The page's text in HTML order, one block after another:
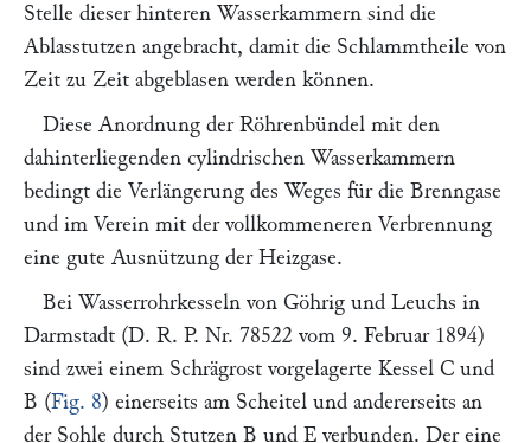
Stelle dieser hinteren Wasserkammern sind die
Ablasstutzen angebracht, damit die Schlammtheile von
Zeit zu Zeit abgeblasen werden können.
Diese Anordnung der Röhrenbündel mit den
dahinterliegenden cylindrischen Wasserkammern
bedingt die Verlängerung des Weges für die Brenngase
und im Verein mit der vollkommeneren Verbrennung
eine gute Ausnützung der Heizgase.
Bei Wasserrohrkesseln von Göhrig und Leuchs in
Darmstadt (D. R. P. Nr. 78522 vom 9. Februar 1894)
sind zwei einem Schrägrost vorgelagerte Kessel C und
B (Fig. 8) einerseits am Scheitel und andererseits an
der Sohle durch Stutzen B und E verbunden. Der eine